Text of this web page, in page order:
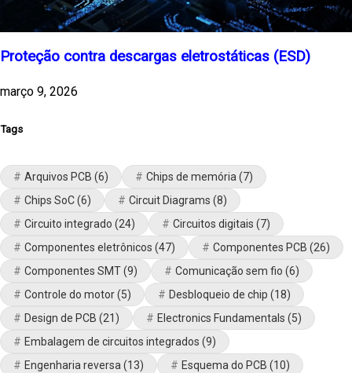
Proteção contra descargas eletrostáticas (ESD)
março 9, 2026
Tags
Arquivos PCB (6) Chips de memória(7)
Chips SoC(6) Circuit Diagrams (8)
Circuito integrado (24) Circuitos digitais (7)
Componentes eletrônicos (47) Componentes PCB (26)
Componentes SMT(9) Comunicação sem fio (6)
Controle do motor(5) Desbloqueio de chip (18)
Design de PCB (21) Electronics Fundamentals (5)
Embalagem de circuitos integrados (9)
Engenharia reversa(13) Esquema do PCB (10)